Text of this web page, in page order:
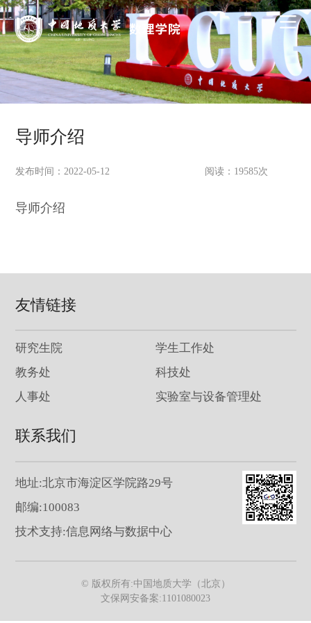
导师介绍
发布时间：2022-05-12 阅读： 19585次
导师介绍
友情链接
研究生院
学生工作处
教务处
科技处
人事处
实验室与设备管理处
联系我们
地址:北京市海淀区学院路29号
邮编:100083
技术支持:信息网络与数据中心
© 版权所有:中国地质大学（北京）
文保网安备案:1101080023